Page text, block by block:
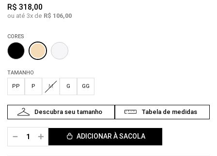
R$ 318,00
ou até 3x de R$ 106,00
CORES
TAMANHO
PP P M G GG
＋
－ ADICIONAR À SACOLA